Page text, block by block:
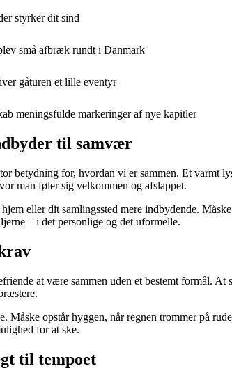
styrker dit sind
små afbræk rundt i Danmark
gåturen et lille eventyr
meningsfulde markeringer af nye kapitler
til samvær
betydning for, hvordan vi er sammen. Et
man føler sig velkommen og afslappet.
eller dit samlingssted mere indbydende.
– i det personlige og det uformelle.
at være sammen uden et bestemt formål.
Måske opstår hyggen, når regnen trommer på
for at ske.
til tempoet